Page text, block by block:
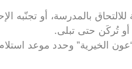
بالمدرسة، أو تجنّبه
أو تُركَن حتى تبلى.
الخيرية” وحدد موعد